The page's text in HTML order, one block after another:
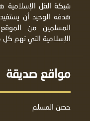
شبكة القل
هدفه الوحيد أن
المسلمين من
الإسلامية التي تهم كل
مواقع صديقة
حصن المسلم